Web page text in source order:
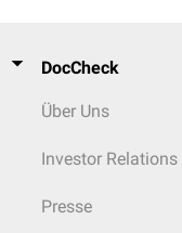
DocCheck
Über Uns
Investor Relations
Presse